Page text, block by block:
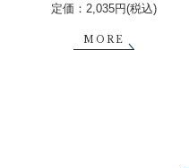
定価：2,035円(税込)
MORE